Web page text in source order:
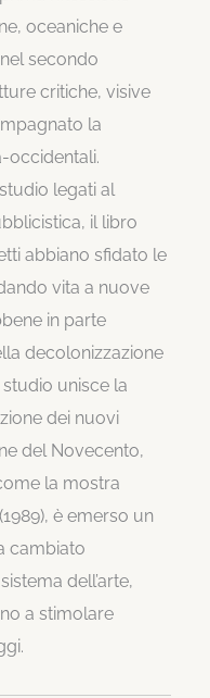
oceaniche e
secondo
critiche, visive
la
occidentali.
legati al
il libro
abbiano sfidato le
vita a nuove
in parte
decolonizzazione
unisce la
dei nuovi
del Novecento,
la mostra
(1989), è emerso un
cambiato
dell’arte,
a stimolare